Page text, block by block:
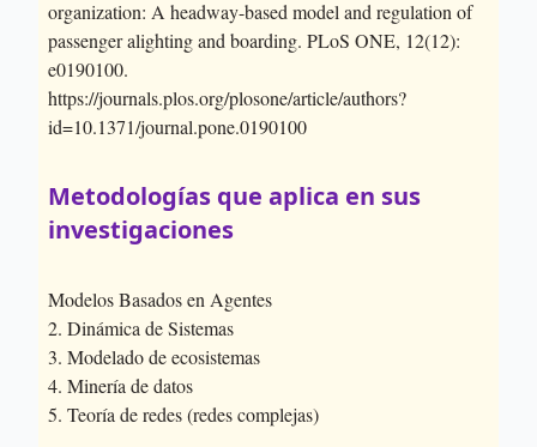
organization: A headway-based model and regulation of
passenger alighting and boarding. PLoS ONE, 12(12):
e0190100.
https://journals.plos.org/plosone/article/authors?
id=10.1371/journal.pone.0190100
Metodologías que aplica en sus
investigaciones
Modelos Basados en Agentes
2. Dinámica de Sistemas
3. Modelado de ecosistemas
4. Minería de datos
5. Teoría de redes (redes complejas)